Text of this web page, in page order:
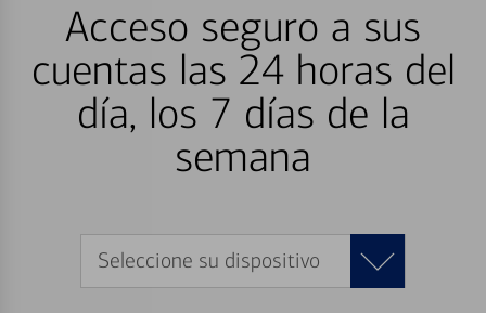
Acceso seguro a sus
cuentas las 24 horas del
día, los 7 días de la
semana
Seleccione su dispositivo